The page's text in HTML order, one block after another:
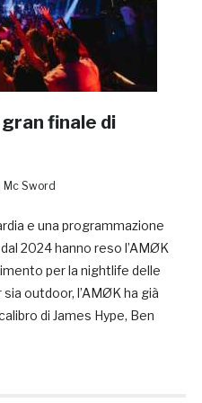
finale di
Mc Sword
e una programmazione
2024 hanno reso l’AMØK
per la nightlife delle
outdoor, l’AMØK ha già
di James Hype, Ben